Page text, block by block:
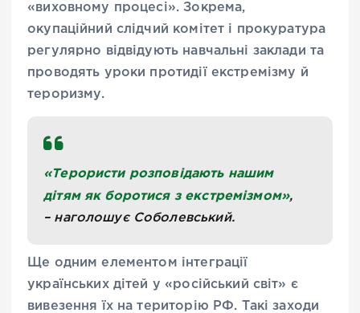
«виховному процесі». Зокрема,
окупаційний слідчий комітет і прокуратура
регулярно відвідують навчальні заклади та
проводять уроки протидії екстремізму й
тероризму.
«Терористи розповідають нашим
дітям як боротися з екстремізмом»,
– наголошує Соболевський.
Ще одним елементом інтеграції
українських дітей у «російський світ» є
вивезення їх на територію РФ. Такі заходи